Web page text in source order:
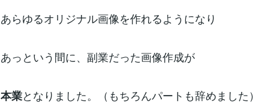
あらゆるオリジナル画像を作れるようになり
あっという間に、副業だった画像作成が
本業となりました。（もちろんパートも辞めました）